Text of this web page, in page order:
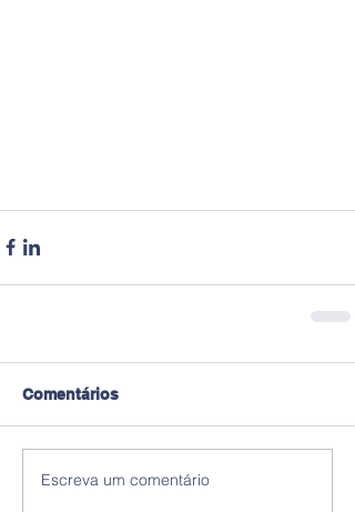
Comentários
Escreva um comentário